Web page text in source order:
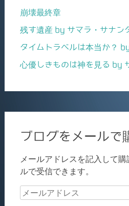
崩壊最終章
残す遺産 by サマラ・サナン
タイムトラベルは本当か？
心優しきものは神を見る by
ブログをメールで
メールアドレスを記入して
ルで受信できます。
メ